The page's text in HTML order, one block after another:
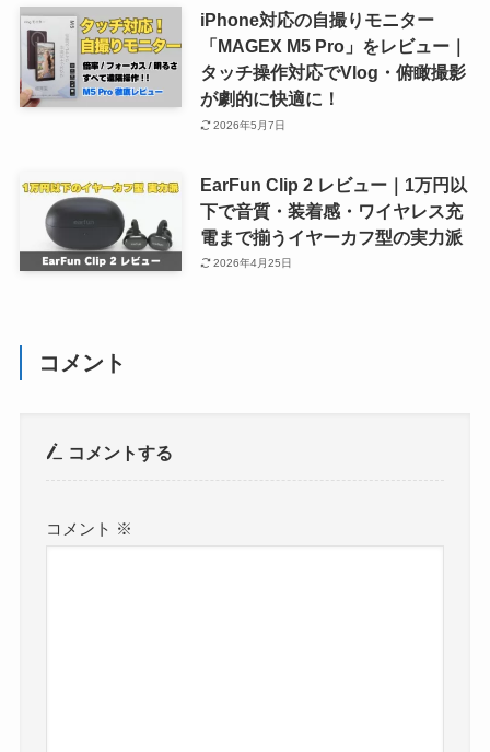
iPhone対応の自撮りモニター
「MAGEX M5 Pro」をレビュー｜
タッチ操作対応でVlog・俯瞰撮影
が劇的に快適に！
2026年5月7日
EarFun Clip 2 レビュー｜1万円以
下で音質・装着感・ワイヤレス充
電まで揃うイヤーカフ型の実力派
2026年4月25日
コメント
コメントする
コメント ※